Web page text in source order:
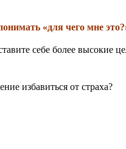
«для чего мне
себе более высокие
избавиться от страха?